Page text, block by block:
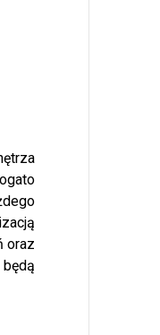
oraz